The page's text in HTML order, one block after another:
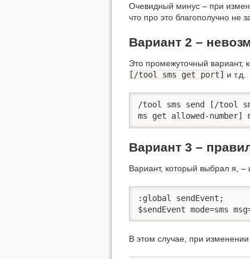
Очевидный минус – при
что про это благополучно не
Вариант 2 –
Это промежуточный вариант,
[/tool sms get port] и т.д.
/tool sms send [/tool
ms get allowed-number]
Вариант 3 –
Вариант, который выбрал я, –
:global sendEvent;
$sendEvent mode=sms
В этом случае, при изменении